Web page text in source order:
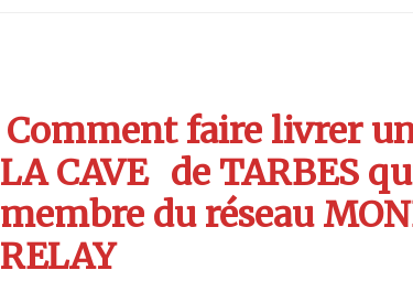
Comment faire livrer
LA CAVE de TARBES
membre du réseau
RELAY